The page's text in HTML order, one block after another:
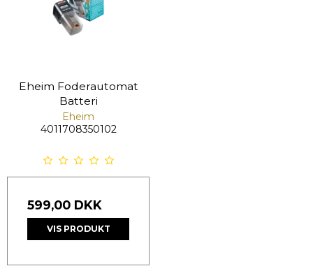
Eheim Foderautomat
Batteri
Eheim
4011708350102
599,00 DKK
VIS PRODUKT